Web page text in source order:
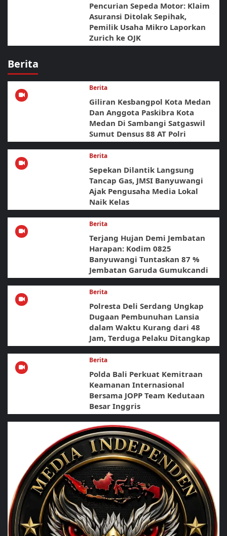
Pencurian Sepeda Motor: Klaim
Asuransi Ditolak Sepihak,
Pemilik Usaha Mikro Laporkan
Zurich ke OJK
Berita
Berita
Giliran Kesbangpol Kota Medan
Dan Anggota Paskibra Kota
Medan Di Sambangi Satgaswil
Sumut Densus 88 AT Polri
Berita
Sepekan Dilantik Langsung
Tancap Gas, JMSI Banyuwangi
Ajak Pengusaha Media Lokal
Naik Kelas
Berita
Terjang Hujan Demi Jembatan
Harapan: Kodim 0825
Banyuwangi Tuntaskan 87 %
Jembatan Garuda Gumukcandi
Berita
Polresta Deli Serdang Ungkap
Dugaan Pembunuhan Lansia
dalam Waktu Kurang dari 48
Jam, Terduga Pelaku Ditangkap
Berita
Polda Bali Perkuat Kemitraan
Keamanan Internasional
Bersama JOPP Team Kedutaan
Besar Inggris